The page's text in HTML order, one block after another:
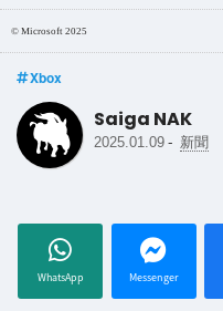
© Microsoft 2025
Xbox
Saiga NAK
2025.01.09 - 新聞
WhatsApp Messenger